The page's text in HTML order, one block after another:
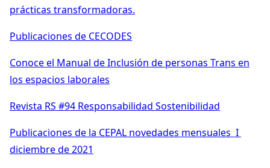
prácticas transformadoras.
Publicaciones de CECODES
Conoce el Manual de Inclusión de personas Trans en
los espacios laborales
Revista RS #94 Responsabilidad Sostenibilidad
Publicaciones de la CEPAL novedades mensuales I
diciembre de 2021